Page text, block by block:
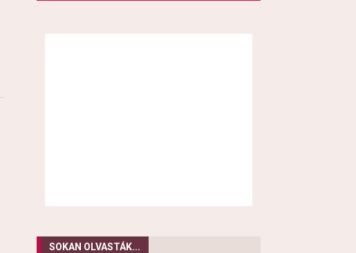
SOKAN OLVASTÁK...